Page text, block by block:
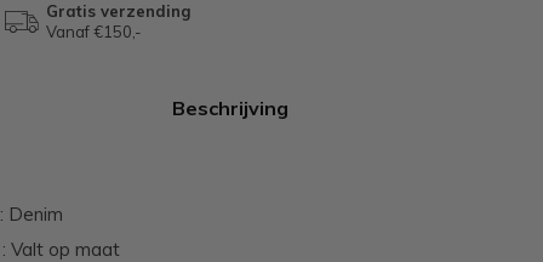
Gratis verzending
Vanaf €150,-
Beschrijving
Denim
Valt op maat